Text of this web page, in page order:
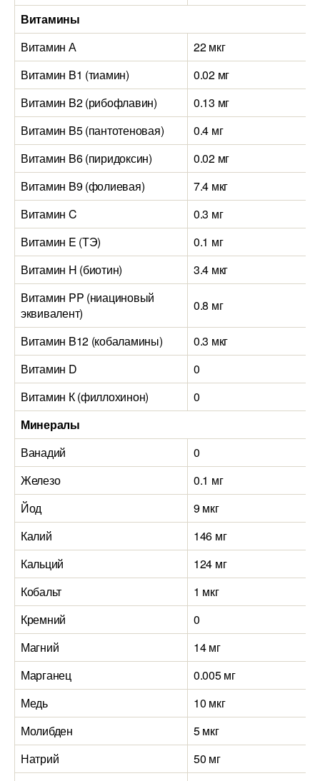
Витамины
Витамин А
22 мкг
Витамин B1 (тиамин)
0.02 мг
Витамин B2 (рибофлавин)
0.13 мг
Витамин B5 (пантотеновая)
0.4 мг
Витамин B6 (пиридоксин)
0.02 мг
Витамин B9 (фолиевая)
7.4 мкг
Витамин C
0.3 мг
Витамин E (ТЭ)
0.1 мг
Витамин H (биотин)
3.4 мкг
Витамин PP (ниациновый
эквивалент)
0.8 мг
Витамин B12 (кобаламины) 0.3 мкг
Витамин D
0
Витамин К (филлохинон)
0
Минералы
Ванадий
0
Железо
0.1 мг
Йод
9 мкг
Калий
146 мг
Кальций
124 мг
Кобальт
1 мкг
Кремний
0
Магний
14 мг
Марганец
0.005 мг
Медь
10 мкг
Молибден
5 мкг
Натрий
50 мг